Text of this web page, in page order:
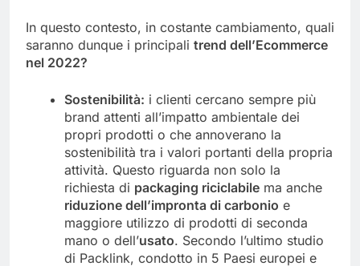
In questo contesto, in costante cambiamento, quali
saranno dunque i principali trend dell’Ecommerce
nel 2022?
Sostenibilità: i clienti cercano sempre più
brand attenti all’impatto ambientale dei
propri prodotti o che annoverano la
sostenibilità tra i valori portanti della propria
attività. Questo riguarda non solo la
richiesta di packaging riciclabile ma anche
riduzione dell’impronta di carbonio e
maggiore utilizzo di prodotti di seconda
mano o dell’usato. Secondo l’ultimo studio
di Packlink, condotto in 5 Paesi europei e